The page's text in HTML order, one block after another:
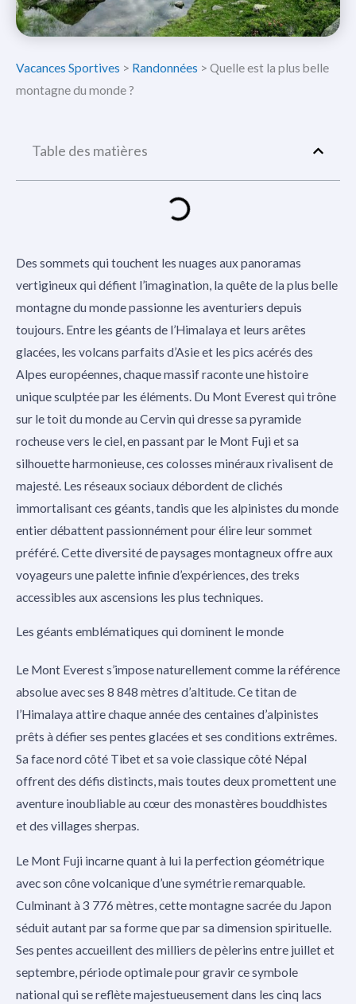
Vacances Sportives > Randonnées > Quelle est la plus belle
montagne du monde ?
Table des matières
Des sommets qui touchent les nuages aux panoramas
vertigineux qui défient l’imagination, la quête de la plus belle
montagne du monde passionne les aventuriers depuis
toujours. Entre les géants de l’Himalaya et leurs arêtes
glacées, les volcans parfaits d’Asie et les pics acérés des
Alpes européennes, chaque massif raconte une histoire
unique sculptée par les éléments. Du Mont Everest qui trône
sur le toit du monde au Cervin qui dresse sa pyramide
rocheuse vers le ciel, en passant par le Mont Fuji et sa
silhouette harmonieuse, ces colosses minéraux rivalisent de
majesté. Les réseaux sociaux débordent de clichés
immortalisant ces géants, tandis que les alpinistes du monde
entier débattent passionnément pour élire leur sommet
préféré. Cette diversité de paysages montagneux offre aux
voyageurs une palette infinie d’expériences, des treks
accessibles aux ascensions les plus techniques.
Les géants emblématiques qui dominent le monde
Le Mont Everest s’impose naturellement comme la référence
absolue avec ses 8 848 mètres d’altitude. Ce titan de
l’Himalaya attire chaque année des centaines d’alpinistes
prêts à défier ses pentes glacées et ses conditions extrêmes.
Sa face nord côté Tibet et sa voie classique côté Népal
offrent des défis distincts, mais toutes deux promettent une
aventure inoubliable au cœur des monastères bouddhistes
et des villages sherpas.
Le Mont Fuji incarne quant à lui la perfection géométrique
avec son cône volcanique d’une symétrie remarquable.
Culminant à 3 776 mètres, cette montagne sacrée du Japon
séduit autant par sa forme que par sa dimension spirituelle.
Ses pentes accueillent des milliers de pèlerins entre juillet et
septembre, période optimale pour gravir ce symbole
national qui se reflète majestueusement dans les cinq lacs